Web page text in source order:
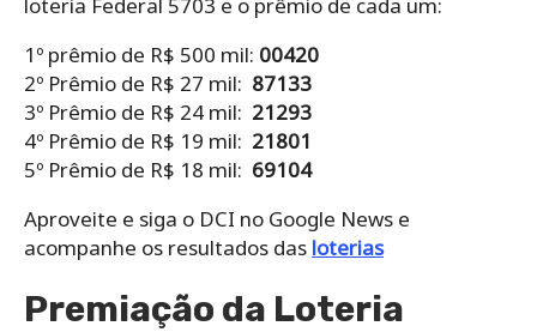
1º prêmio de R$ 500 mil: 00420
2º Prêmio de R$ 27 mil: 87133
3º Prêmio de R$ 24 mil: 21293
4º Prêmio de R$ 19 mil: 21801
5º Prêmio de R$ 18 mil: 69104
Aproveite e siga o DCI no Google News e
acompanhe os resultados das loterias
Premiação da Loteria